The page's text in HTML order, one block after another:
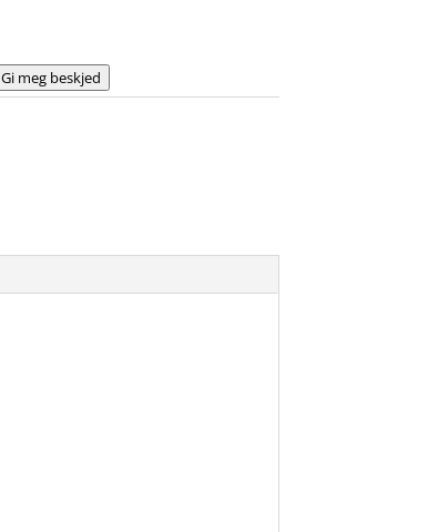
Gi meg beskjed